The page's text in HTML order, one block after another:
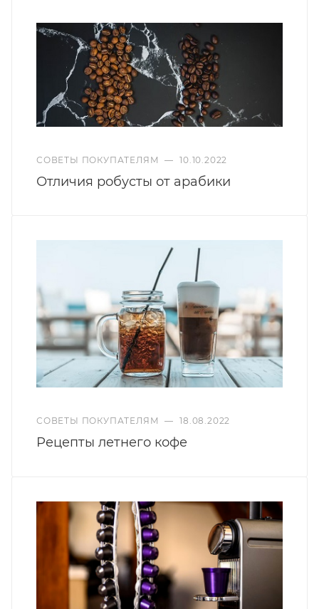
СОВЕТЫ ПОКУПАТЕЛЯМ — 10.10.2022
Отличия робусты от арабики
СОВЕТЫ ПОКУПАТЕЛЯМ — 18.08.2022
Рецепты летнего кофе